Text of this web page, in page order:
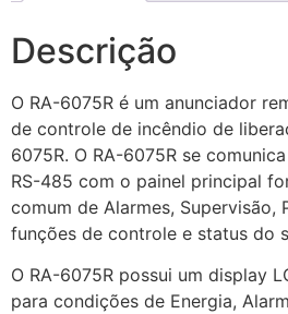
Descrição
O RA-6075R é um anunciador
de controle de incêndio de
6075R. O RA-6075R se
RS-485 com o painel principal
comum de Alarmes, Supervisão,
funções de controle e status do
O RA-6075R possui um display
para condições de Energia,